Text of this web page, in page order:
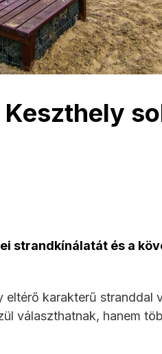
strandkínálatát és a
karakterű stranddal
választhatnak, hanem